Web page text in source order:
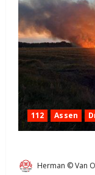
112 Assen
Herman © Van